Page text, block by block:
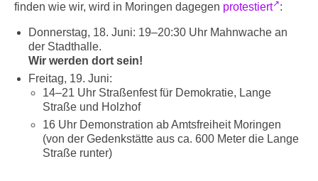
finden wie wir, wird in Moringen dagegen protestiert :
Donnerstag, 18. Juni: 19–20:30 Uhr Mahnwache an
der Stadthalle.
Wir werden dort sein!
Freitag, 19. Juni:
14–21 Uhr Straßenfest für Demokratie, Lange
Straße und Holzhof
16 Uhr Demonstration ab Amtsfreiheit Moringen
(von der Gedenkstätte aus ca. 600 Meter die Lange
Straße runter)